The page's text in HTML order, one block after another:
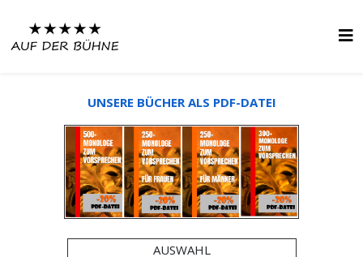
UNSERE BÜCHER ALS PDF-DATEI
AUSWAHL